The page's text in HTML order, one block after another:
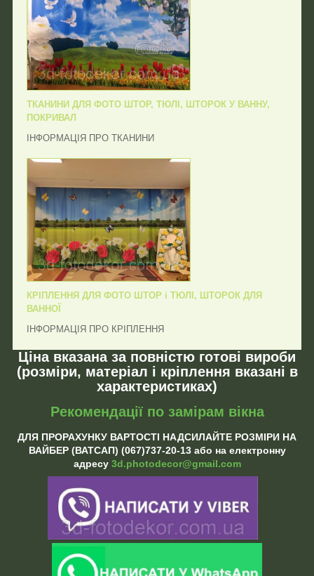
ТКАНИНИ ДЛЯ ФОТО ШТОР, ТЮЛІ, ШТОРОК У ВАННУ,
ПОКРИВАЛ
ІНФОРМАЦІЯ ПРО ТКАНИНИ
КРІПЛЕННЯ ДЛЯ ФОТО ШТОР і ТЮЛІ, ШТОРОК ДЛЯ
ВАННОЇ
ІНФОРМАЦІЯ ПРО КРІПЛЕННЯ
Ціна вказана за повністю готові вироби
(розміри, матеріал і кріплення вказані в
характеристиках)
Рекомендації по замірам вікна
ДЛЯ ПРОРАХУНКУ ВАРТОСТІ НАДСИЛАЙТЕ РОЗМІРИ НА
ВАЙБЕР (ВАТСАП) (067)737-20-13 або на електронну
адресу 3d.photodecor@gmail.com